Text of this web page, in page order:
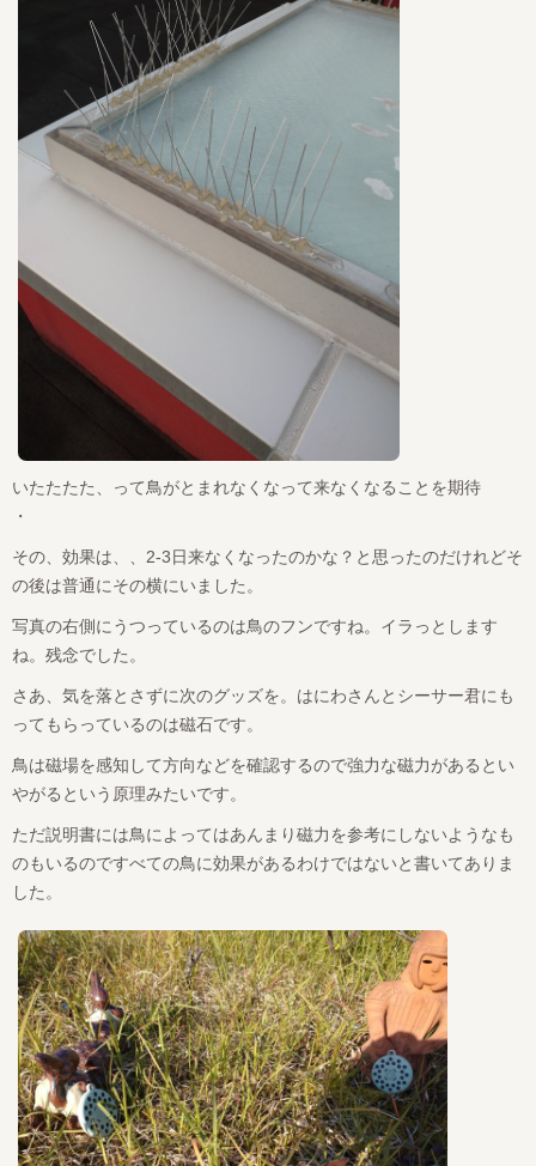
いたたたた、って鳥がとまれなくなって来なくなることを期待
・
その、効果は、、2-3日来なくなったのかな？と思ったのだけれどそ
の後は普通にその横にいました。
写真の右側にうつっているのは鳥のフンですね。イラっとします
ね。残念でした。
さあ、気を落とさずに次のグッズを。はにわさんとシーサー君にも
ってもらっているのは磁石です。
鳥は磁場を感知して方向などを確認するので強力な磁力があるとい
やがるという原理みたいです。
ただ説明書には鳥によってはあんまり磁力を参考にしないようなも
のもいるのですべての鳥に効果があるわけではないと書いてありま
した。